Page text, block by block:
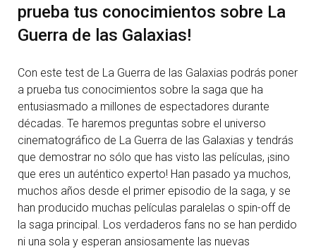
prueba tus conocimientos sobre La
Guerra de las Galaxias!
Con este test de La Guerra de las Galaxias podrás poner
a prueba tus conocimientos sobre la saga que ha
entusiasmado a millones de espectadores durante
décadas. Te haremos preguntas sobre el universo
cinematográfico de La Guerra de las Galaxias y tendrás
que demostrar no sólo que has visto las películas, ¡sino
que eres un auténtico experto! Han pasado ya muchos,
muchos años desde el primer episodio de la saga, y se
han producido muchas películas paralelas o spin-off de
la saga principal. Los verdaderos fans no se han perdido
ni una sola y esperan ansiosamente las nuevas